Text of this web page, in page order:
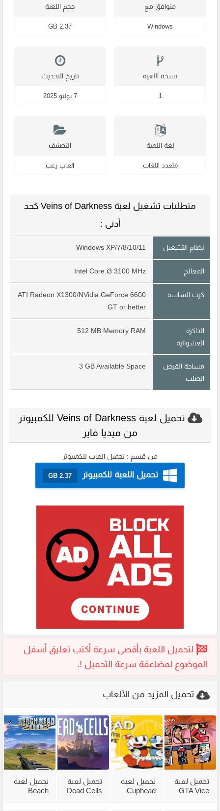
متوافق مع
Windows
حجم اللعبة
2.37 GB
نسخة اللعبة
1
تاريخ التحديث
7 يوليو 2025
لغة اللعبة
متعدد اللغات
التصنيف
العاب رعب
متطلبات تشغيل لعبة Veins of Darkness كحد
أدنى :
نظام التشغيل Windows XP/7/8/10/11
المعالج Intel Core i3 3100 MHz
كرت الشاشة
ATI Radeon X1300/NVidia GeForce 6600
GT or better
الذاكرة
العشوائية
512 MB Memory RAM
مساحة القرص
الصلب
3 GB Available Space
تحميل لعبة Veins of Darkness للكمبيوتر
من ميديا فاير
من قسم : تحميل العاب للكمبيوتر
تحميل اللعبة للكمبيوتر 2.37 GB
تحميل المزيد من الألعاب
تحميل لعبة
GTA Vice
تحميل لعبة
Cuphead
تحميل لعبة
Dead Cells
تحميل لعبة
Beach